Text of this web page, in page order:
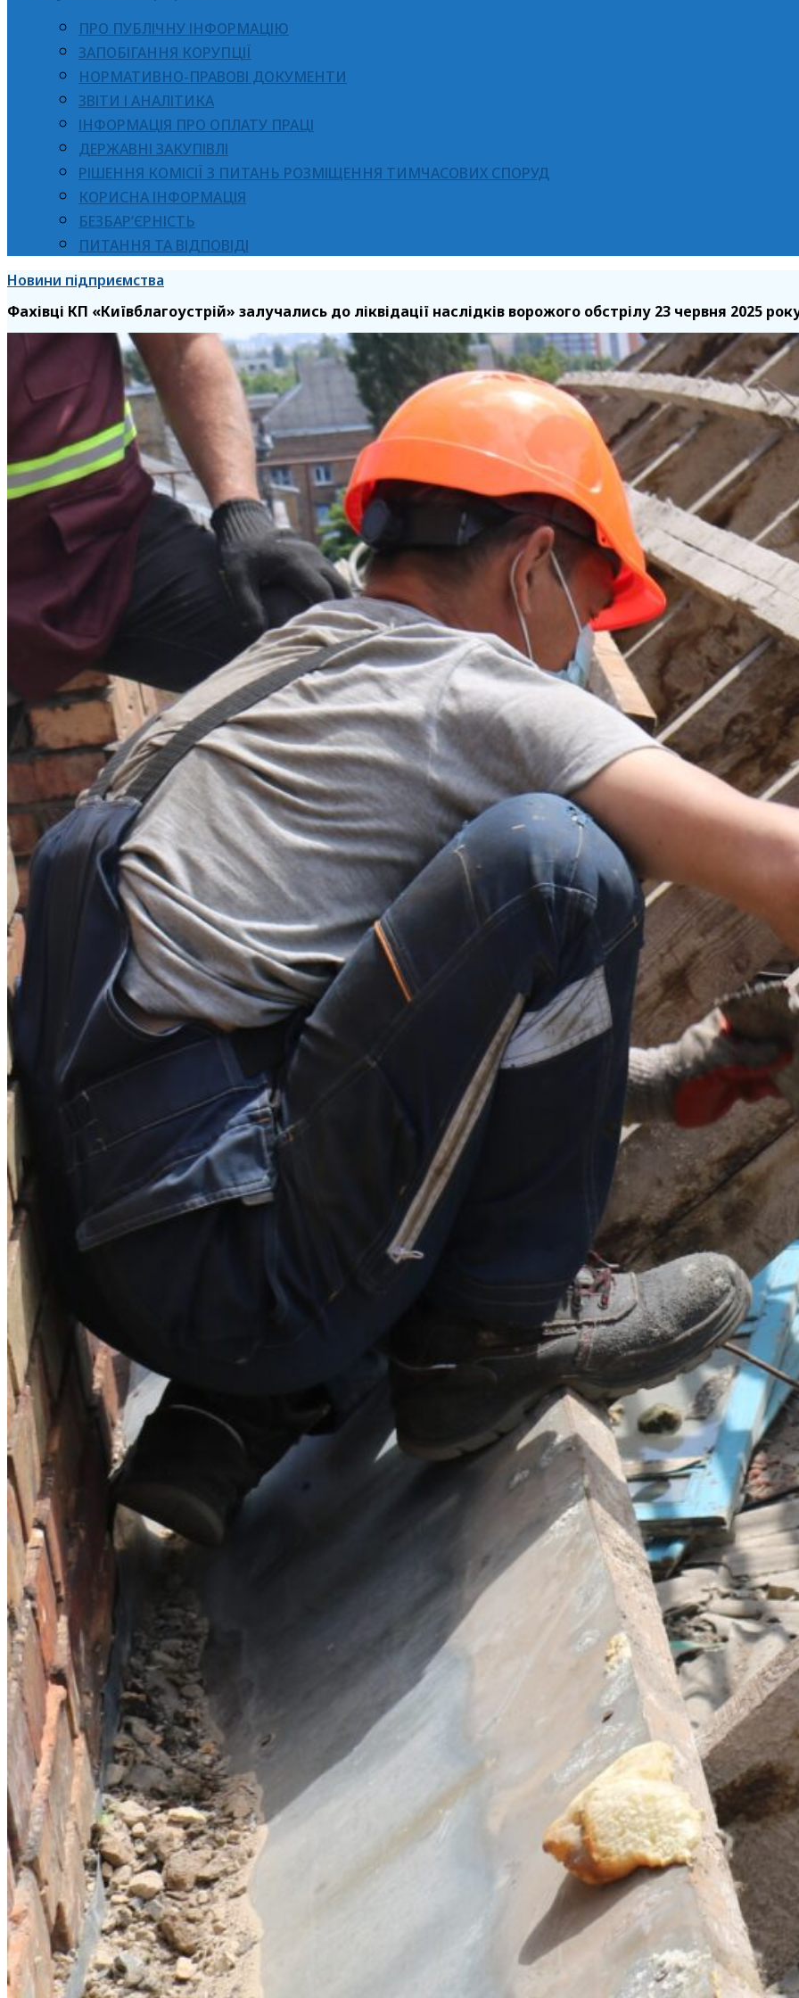
ПРО ПУБЛІЧНУ ІНФОРМАЦІЮ
ЗАПОБІГАННЯ КОРУПЦІЇ
НОРМАТИВНО-ПРАВОВІ ДОКУМЕНТИ
ЗВІТИ І АНАЛІТИКА
ІНФОРМАЦІЯ ПРО ОПЛАТУ ПРАЦІ
ДЕРЖАВНІ ЗАКУПІВЛІ
РІШЕННЯ КОМІСІЇ З ПИТАНЬ РОЗМІЩЕННЯ ТИМЧАСОВИХ СПОРУД
КОРИСНА ІНФОРМАЦІЯ
БЕЗБАР’ЄРНІСТЬ
ПИТАННЯ ТА ВІДПОВІДІ
Новини підприємства
Фахівці КП «Київблагоустрій» залучались до ліквідації наслідків ворожого обстрілу 23 червня 2025